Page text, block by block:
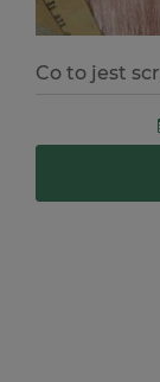
Co to jest